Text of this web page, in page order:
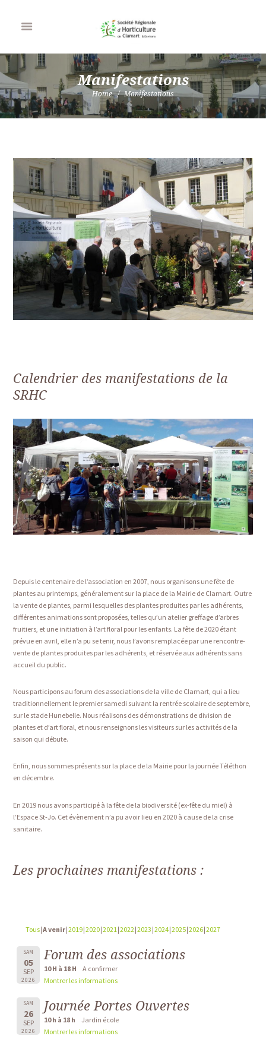
Manifestations
Home Manifestations
Calendrier des manifestations de la
SRHC
Depuis le centenaire de l’association en 2007, nous organisons une fête de
plantes au printemps, généralement sur la place de la Mairie de Clamart. Outre
la vente de plantes, parmi lesquelles des plantes produites par les adhérents,
différentes animations sont proposées, telles qu’un atelier greffage d’arbres
fruitiers, et une initiation à l’art floral pour les enfants. La fête de 2020 étant
prévue en avril, elle n’a pu se tenir, nous l’avons remplacée par une rencontre-
vente de plantes produites par les adhérents, et réservée aux adhérents sans
accueil du public.
Nous participons au forum des associations de la ville de Clamart, qui a lieu
traditionnellement le premier samedi suivant la rentrée scolaire de septembre,
sur le stade Hunebelle. Nous réalisons des démonstrations de division de
plantes et d’art floral, et nous renseignons les visiteurs sur les activités de la
saison qui débute.
Enfin, nous sommes présents sur la place de la Mairie pour la journée Téléthon
en décembre.
En 2019 nous avons participé à la fête de la biodiversité (ex-fête du miel) à
l’Espace St-Jo. Cet évènement n’a pu avoir lieu en 2020 à cause de la crise
sanitaire.
Les prochaines manifestations :
Tous A venir 2019 2020 2021 2022 2023 2024 2025 2026 2027
SAM
05
SEP
2026
Forum des associations
10 H à 18 H
A confirmer
Montrer les informations
SAM
26
SEP
2026
Journée Portes Ouvertes
10 h à 18 h
Jardin école
Montrer les informations